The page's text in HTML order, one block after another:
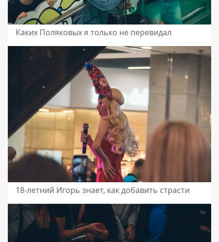
Каких Поляковых я только не перевидал
18-летний Игорь знает, как добавить страсти